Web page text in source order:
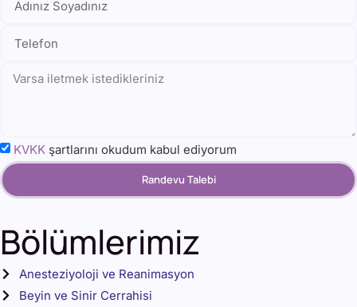
KVKK şartlarını okudum kabul ediyorum
Randevu Talebi
Bölümlerimiz
Anesteziyoloji ve Reanimasyon
Beyin ve Sinir Cerrahisi